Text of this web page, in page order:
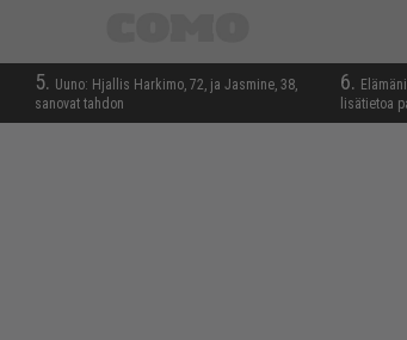
5. Uuno: Hjallis Harkimo, 72, ja Jasmine, 38,
sanovat tahdon
6.
lisätietoa